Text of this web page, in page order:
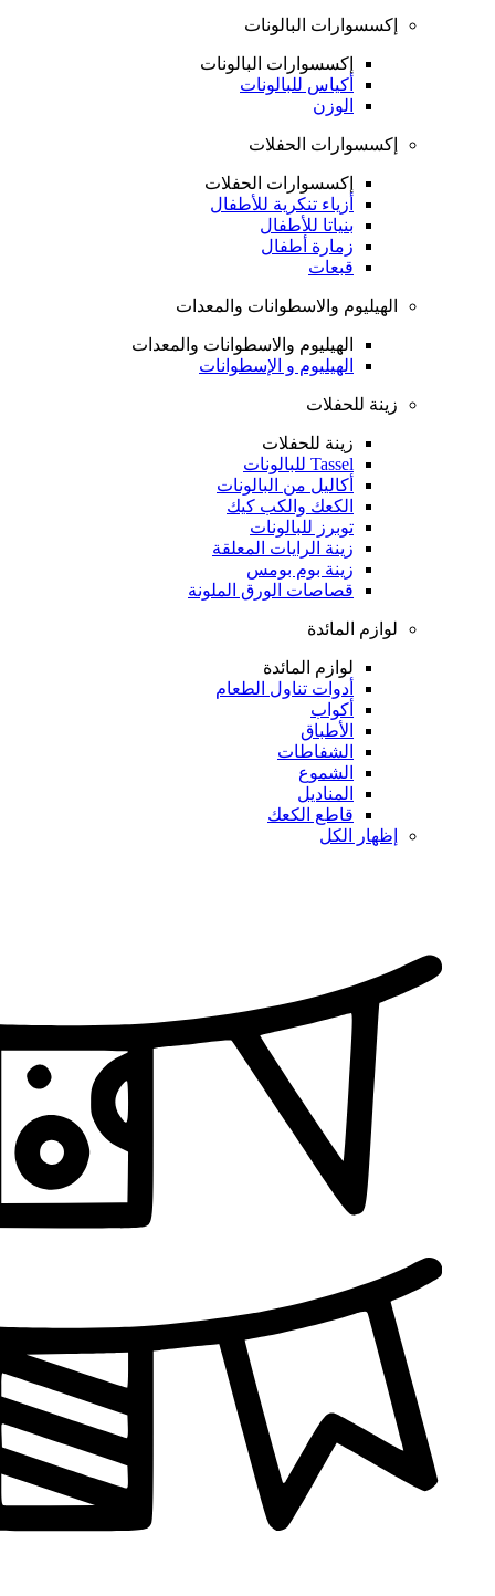
إكسسوارات البالونات
إكسسوارات البالونات
أكياس للبالونات
الوزن
إكسسوارات الحفلات
إكسسوارات الحفلات
أزياء تنكرية للأطفال
بنياتا للأطفال
زمارة أطفال
قبعات
الهيليوم والاسطوانات والمعدات
الهيليوم والاسطوانات والمعدات
الهيليوم و الإسطوانات
زينة للحفلات
زينة للحفلات
Tassel للبالونات
أكاليل من البالونات
الكعك والكب كيك
توبرز للبالونات
زينة الرايات المعلقة
زينة بوم بومس
قصاصات الورق الملونة
لوازم المائدة
لوازم المائدة
أدوات تناول الطعام
أكواب
الأطباق
الشفاطات
الشموع
المناديل
قاطع الكعك
إظهار الكل